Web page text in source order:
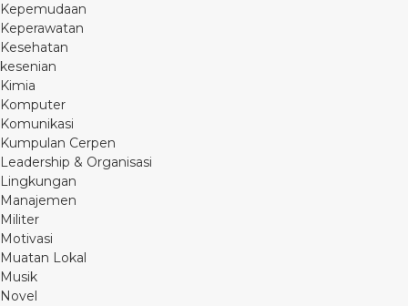
Kepemudaan
Keperawatan
Kesehatan
kesenian
Kimia
Komputer
Komunikasi
Kumpulan Cerpen
Leadership & Organisasi
Lingkungan
Manajemen
Militer
Motivasi
Muatan Lokal
Musik
Novel